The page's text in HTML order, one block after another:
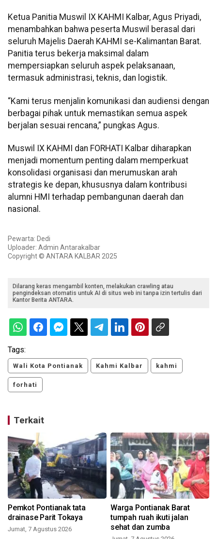
Ketua Panitia Muswil IX KAHMI Kalbar, Agus Priyadi,
menambahkan bahwa peserta Muswil berasal dari
seluruh Majelis Daerah KAHMI se-Kalimantan Barat.
Panitia terus bekerja maksimal dalam
mempersiapkan seluruh aspek pelaksanaan,
termasuk administrasi, teknis, dan logistik.
“Kami terus menjalin komunikasi dan audiensi dengan
berbagai pihak untuk memastikan semua aspek
berjalan sesuai rencana,” pungkas Agus.
Muswil IX KAHMI dan FORHATI Kalbar diharapkan
menjadi momentum penting dalam memperkuat
konsolidasi organisasi dan merumuskan arah
strategis ke depan, khususnya dalam kontribusi
alumni HMI terhadap pembangunan daerah dan
nasional.
Pewarta: Dedi
Uploader: Admin Antarakalbar
Copyright © ANTARA KALBAR 2025
Dilarang keras mengambil konten, melakukan crawling atau
pengindeksan otomatis untuk AI di situs web ini tanpa izin tertulis dari
Kantor Berita ANTARA.
Tags:
Wali Kota Pontianak Kahmi Kalbar kahmi
forhati
Terkait
Pemkot Pontianak tata
drainase Parit Tokaya
Jumat, 7 Agustus 2026
Warga Pontianak Barat
tumpah ruah ikuti jalan
sehat dan zumba